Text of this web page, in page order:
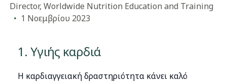
Director, Worldwide Nutrition Education and Training
1 Νοεμβρίου 2023
1. Υγιής καρδιά
Η καρδιαγγειακή δραστηριότητα κάνει καλό